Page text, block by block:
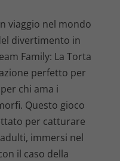
viaggio nel mondo
divertimento in
Family: La Torta
perfetto per
chi ama i
Questo gioco
per catturare
immersi nel
il caso della